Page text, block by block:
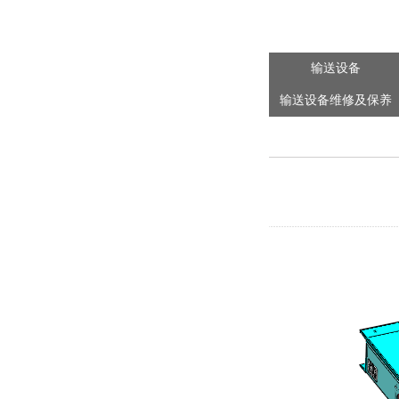
输送设备
输送设备维修及保养